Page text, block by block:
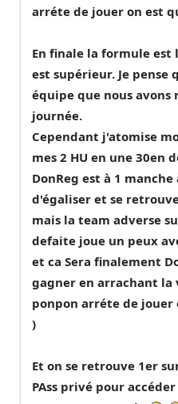
arréte de jouer on est
En finale la formule est
est supérieur. Je pense
équipe que nous avons
journée.
Cependant j'atomise
mes 2 HU en une 30en
DonReg est à 1
d'égaliser et se
mais la team adverse
defaite joue un peux
et ca Sera finalement
gagner en arrachant la
ponpon arréte de jouer
)
Et on se retrouve 1er
PAss privé pour